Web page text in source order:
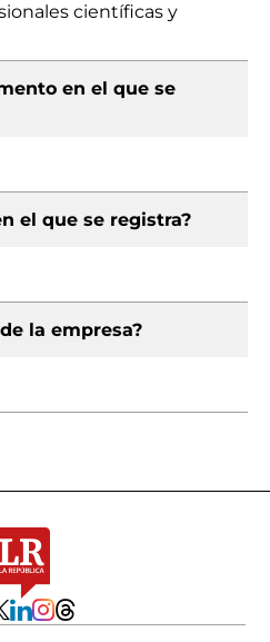
científicas y
en el que se
el que se registra?
la empresa?